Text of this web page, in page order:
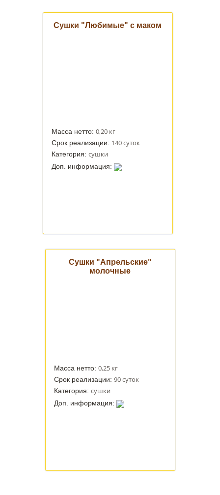
Сушки "Любимые" с маком
Масса нетто: 0,20 кг
Срок реализации: 140 суток
Категория: сушки
Доп. информация:
Сушки "Апрельские"
молочные
Масса нетто: 0,25 кг
Срок реализации: 90 суток
Категория: сушки
Доп. информация: